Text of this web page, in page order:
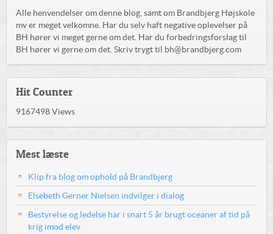
Alle henvendelser om denne blog, samt om Brandbjerg Højskole
mv er meget velkomne. Har du selv haft negative oplevelser på
BH hører vi meget gerne om det. Har du forbedringsforslag til
BH hører vi gerne om det. Skriv trygt til bh@brandbjerg.com
Hit Counter
9167498Views
Mest læste
Klip fra blog om ophold på Brandbjerg
Elsebeth Gerner Nielsen indvilger i dialog
Bestyrelse og ledelse har i snart 5 år brugt oceaner af tid på
krig imod elev